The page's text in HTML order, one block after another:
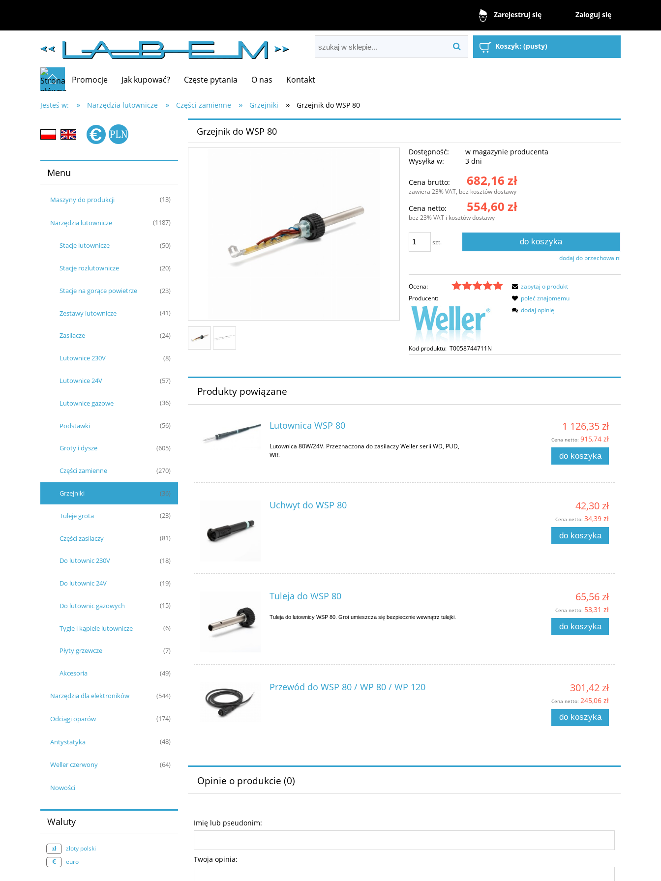
Zarejestruj się Zaloguj się
Koszyk: (pusty)
Promocje Jak kupować? Częste pytania O nas Kontakt
Jesteś w: » Narzędzia lutownicze » Części zamienne » Grzejniki » Grzejnik do WSP 80
Menu
Maszyny do produkcji (13)
Narzędzia lutownicze (1187)
Stacje lutownicze (50)
Stacje rozlutownicze (20)
Stacje na gorące powietrze (23)
Zestawy lutownicze (41)
Zasilacze (24)
Lutownice 230V (8)
Lutownice 24V (57)
Lutownice gazowe (36)
Podstawki (56)
Groty i dysze (605)
Części zamienne (270)
Grzejniki (36)
Tuleje grota (23)
Części zasilaczy (81)
Do lutownic 230V (18)
Do lutownic 24V (19)
Do lutownic gazowych (15)
Tygle i kąpiele lutownicze (6)
Płyty grzewcze (7)
Akcesoria (49)
Narzędzia dla elektroników (544)
Odciągi oparów (174)
Antystatyka (48)
Weller czerwony (64)
Nowości
Waluty
złoty polski
euro
Grzejnik do WSP 80
Dostępność:
w magazynie producenta
Wysyłka w:
3 dni
Cena brutto: 682,16 zł
zawiera 23% VAT, bez kosztów dostawy
Cena netto: 554,60 zł
bez 23% VAT i kosztów dostawy
szt. do koszyka
dodaj do przechowalni
Ocena:
Producent:
Kod produktu: T0058744711N
zapytaj o produkt
poleć znajomemu
dodaj opinię
Produkty powiązane
Lutownica WSP 80
Lutownica 80W/24V. Przeznaczona do zasilaczy Weller serii WD, PUD,
WR.
1 126,35 zł
Cena netto: 915,74 zł
do koszyka
Uchwyt do WSP 80 42,30 zł
Cena netto: 34,39 zł
do koszyka
Tuleja do WSP 80
Tuleja do lutownicy WSP 80. Grot umieszcza się bezpiecznie wewnątrz tulejki.
65,56 zł
Cena netto: 53,31 zł
do koszyka
Przewód do WSP 80 / WP 80 / WP 120 301,42 zł
Cena netto: 245,06 zł
do koszyka
Opinie o produkcie (0)
Imię lub pseudonim:
Twoja opinia: